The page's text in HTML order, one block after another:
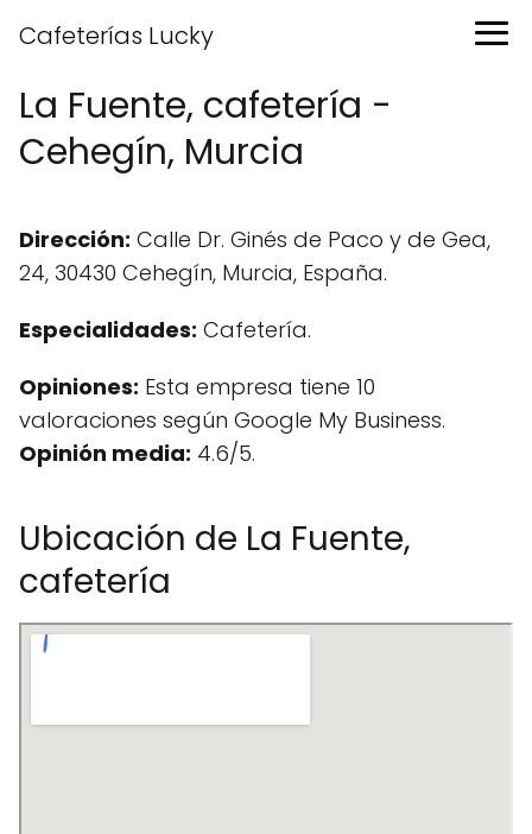
Cafeterías Lucky
La Fuente, cafetería -
Cehegín, Murcia
Dirección: Calle Dr. Ginés de Paco y de Gea,
24, 30430 Cehegín, Murcia, España.
Especialidades: Cafetería.
Opiniones: Esta empresa tiene 10
valoraciones según Google My Business.
Opinión media: 4.6/5.
Ubicación de La Fuente,
cafetería